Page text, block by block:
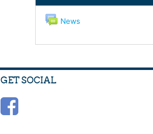
News
GET SOCIAL